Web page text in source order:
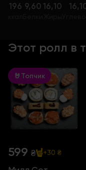
196 9,60 16,10
Этот ролл в
🤘Топчик
599 ₴ +30 ₴